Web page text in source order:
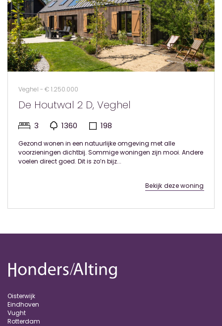
Veghel - € 1.250.000
De Houtwal 2 D, Veghel
3 1360 198
Gezond wonen in een natuurlijke omgeving met alle
voorzieningen dichtbij. Sommige woningen zijn mooi. Andere
voelen direct goed. Dit is zo’n bijz...
Bekijk deze woning
Oisterwijk
Eindhoven
Vught
Rotterdam